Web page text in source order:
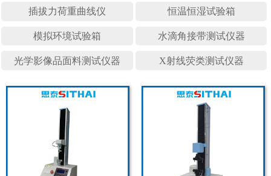
插拔力荷 恒温恒湿
模拟环境 水滴角接
光学影像 X射线荧